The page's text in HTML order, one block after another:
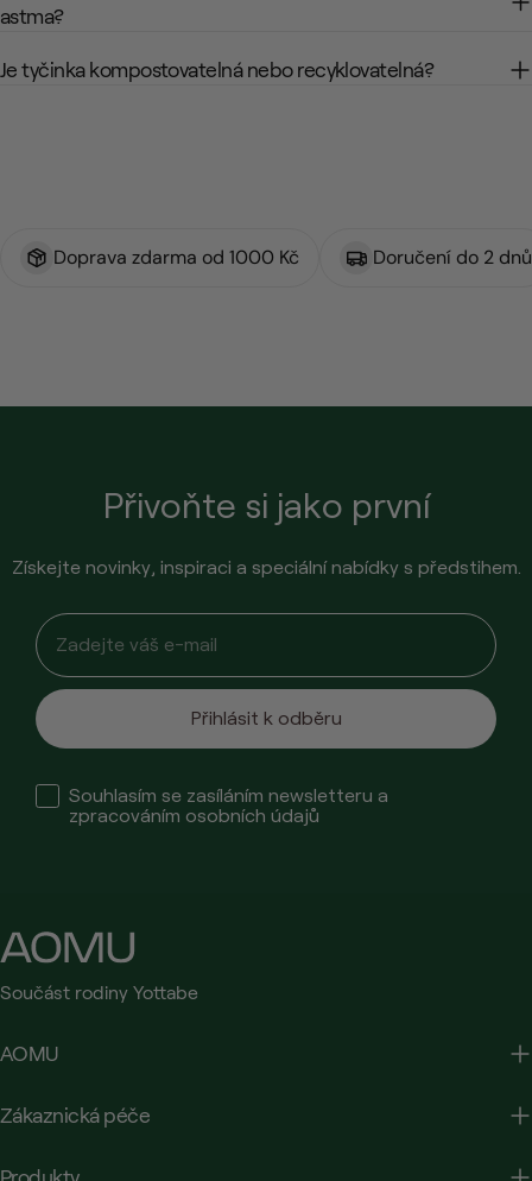
astma?
Je tyčinka kompostovatelná nebo recyklovatelná?
Doprava zdarma od 1000 Kč Doručení do 2 dnů
Přivoňte si jako první
Získejte novinky, inspiraci a speciální nabídky s předstihem.
Email input
Přihlásit k odběru
Check box
Souhlasím se zasíláním newsletteru a
zpracováním osobních údajů
Součást rodiny Yottabe
AOMU
Zákaznická péče